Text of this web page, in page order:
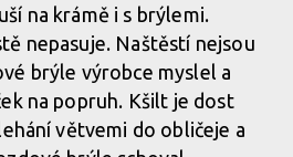
na krámě i s brýlemi.
nepasuje. Naštěstí nejsou
brýle výrobce myslel a
na popruh. Kšilt je dost
větvemi do obličeje a